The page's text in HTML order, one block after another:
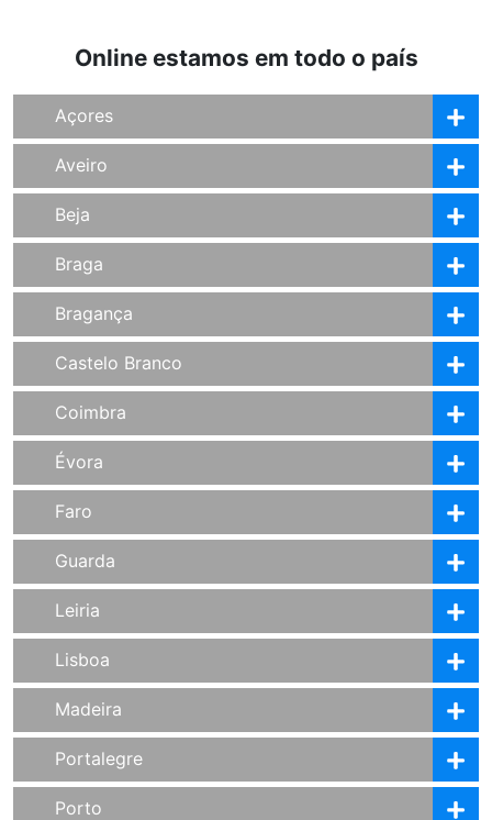
Online estamos em todo o país
Açores
Aveiro
Beja
Braga
Bragança
Castelo Branco
Coimbra
Évora
Faro
Guarda
Leiria
Lisboa
Madeira
Portalegre
Porto